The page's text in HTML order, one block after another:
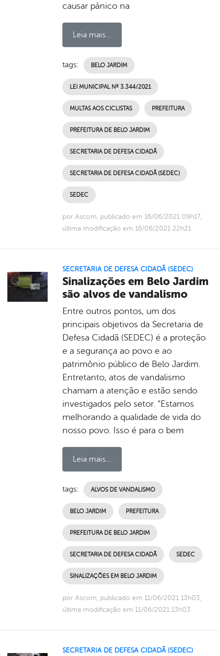
causar pânico na
Leia mais...
tags: BELO JARDIM
LEI MUNICIPAL Nº 3.344/2021
MULTAS AOS CICLISTAS PREFEITURA
PREFEITURA DE BELO JARDIM
SECRETARIA DE DEFESA CIDADÃ
SECRETARIA DE DEFESA CIDADÃ (SEDEC)
SEDEC
por Ascom, publicado em 16/06/2021 09h17,
última modificação em 16/06/2021 22h21
SECRETARIA DE DEFESA CIDADÃ (SEDEC)
Sinalizações em Belo Jardim
são alvos de vandalismo
Entre outros pontos, um dos
principais objetivos da Secretaria de
Defesa Cidadã (SEDEC) é a proteção
e a segurança ao povo e ao
patrimônio público de Belo Jardim.
Entretanto, atos de vandalismo
chamam a atenção e estão sendo
investigados pelo setor. “Estamos
melhorando a qualidade de vida do
nosso povo. Isso é para o bem
Leia mais...
tags: ALVOS DE VANDALISMO
BELO JARDIM PREFEITURA
PREFEITURA DE BELO JARDIM
SECRETARIA DE DEFESA CIDADÃ SEDEC
SINALIZAÇÕES EM BELO JARDIM
por Ascom, publicado em 11/06/2021 13h03,
última modificação em 11/06/2021 13h03
SECRETARIA DE DEFESA CIDADÃ (SEDEC)